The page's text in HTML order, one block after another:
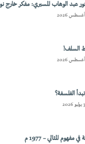
عبد الوهاب المسيري: مفكر خارج
السلف!
الفلسفة؟
مفهوم المثالي – 1977 م